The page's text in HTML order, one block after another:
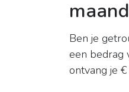
Ben je
een bedrag
ontvang je